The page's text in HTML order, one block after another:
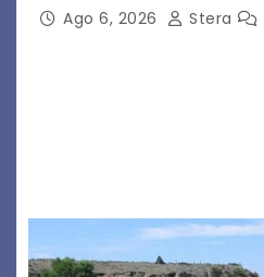
Ago 6, 2026 Stera